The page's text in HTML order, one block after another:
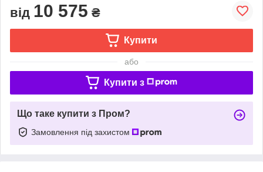
від 10 575 ₴
Купити
або
Купити з
Що таке купити з Пром?
Замовлення під захистом